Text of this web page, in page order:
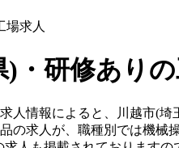
場求人
)・研修あり
人情報によると、川越市(
の求人が、職種別では機械